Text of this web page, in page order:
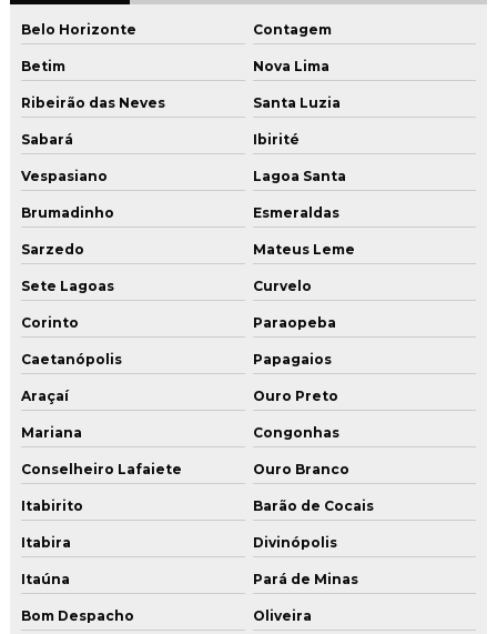
Projeto de instalação de gás predial
Renovação de avcb
Renovação de avcb minas gerais
Reparo vazamento de gas
Serviço de conversão de fogão
Serviço de instalação de gas
Serviço de instalação de gas residencial
Teste de estanqueidade de gás
Teste de estanqueidade de gas glp
Tubo de cobre para gás
Tubo de cobre para gas preço
Tubulação para gas
Belo Horizonte Contagem
Betim Nova Lima
Ribeirão das Neves Santa Luzia
Sabará Ibirité
Vespasiano Lagoa Santa
Brumadinho Esmeraldas
Sarzedo Mateus Leme
Sete Lagoas Curvelo
Corinto Paraopeba
Caetanópolis Papagaios
Araçaí Ouro Preto
Mariana Congonhas
Conselheiro Lafaiete Ouro Branco
Itabirito Barão de Cocais
Itabira Divinópolis
Itaúna Pará de Minas
Bom Despacho Oliveira